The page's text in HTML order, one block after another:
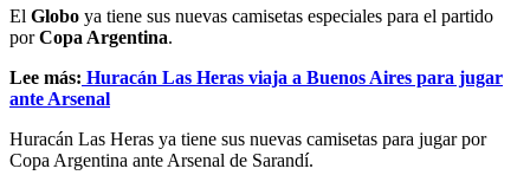
El Globo ya tiene sus nuevas camisetas especiales para el partido
porCopa Argentina.
Lee más: Huracán Las Heras viaja a Buenos Aires para jugar
ante Arsenal
Huracán Las Heras ya tiene sus nuevas camisetas para jugar por
Copa Argentina ante Arsenal de Sarandí.